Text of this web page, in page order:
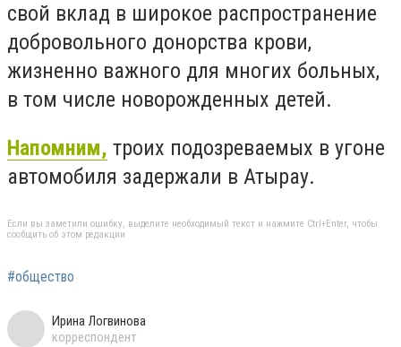
свой вклад в широкое распространение
добровольного донорства крови,
жизненно важного для многих больных,
в том числе новорожденных детей.
Напомним, троих подозреваемых в угоне
автомобиля задержали в Атырау.
Если вы заметили ошибку, выделите необходимый текст и нажмите Ctrl+Enter, чтобы
сообщить об этом редакции
#общество
Ирина Логвинова
корреспондент